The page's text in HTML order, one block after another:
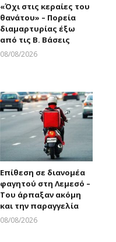
«Όχι στις κεραίες του
θανάτου» – Πορεία
διαμαρτυρίας έξω
από τις Β. Βάσεις
08/08/2026
Επίθεση σε διανομέα
φαγητού στη Λεμεσό –
Του άρπαξαν ακόμη
και την παραγγελία
08/08/2026